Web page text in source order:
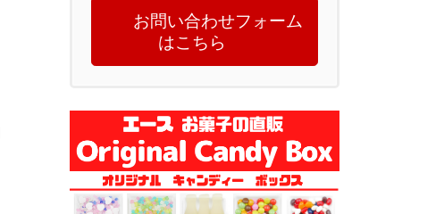
お問い合わせフォーム
はこちら